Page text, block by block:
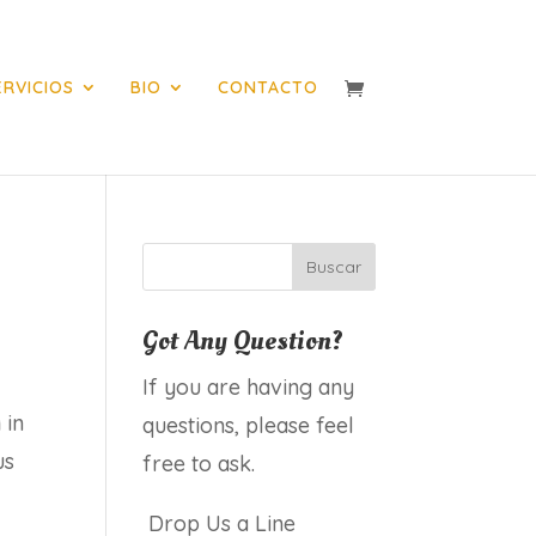
BIO CONTACTO
in
Got Any Question?
If you are having any
questions, please feel
free to ask.
Drop Us a Line